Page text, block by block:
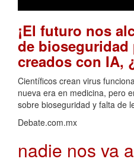
¡El futuro nos
de
creados con IA,
Científicos crean virus
nueva era en medicina, pero
sobre bioseguridad y falta de
Debate.com.mx
nadie nos va